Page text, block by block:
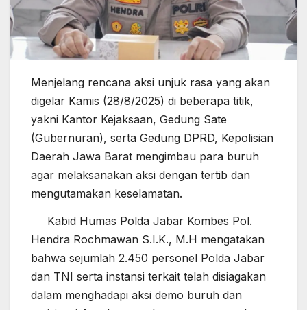
Menjelang rencana aksi unjuk rasa yang akan
digelar Kamis (28/8/2025) di beberapa titik,
yakni Kantor Kejaksaan, Gedung Sate
(Gubernuran), serta Gedung DPRD, Kepolisian
Daerah Jawa Barat mengimbau para buruh
agar melaksanakan aksi dengan tertib dan
mengutamakan keselamatan.
Kabid Humas Polda Jabar Kombes Pol.
Hendra Rochmawan S.I.K., M.H mengatakan
bahwa sejumlah 2.450 personel Polda Jabar
dan TNI serta instansi terkait telah disiagakan
dalam menghadapi aksi demo buruh dan